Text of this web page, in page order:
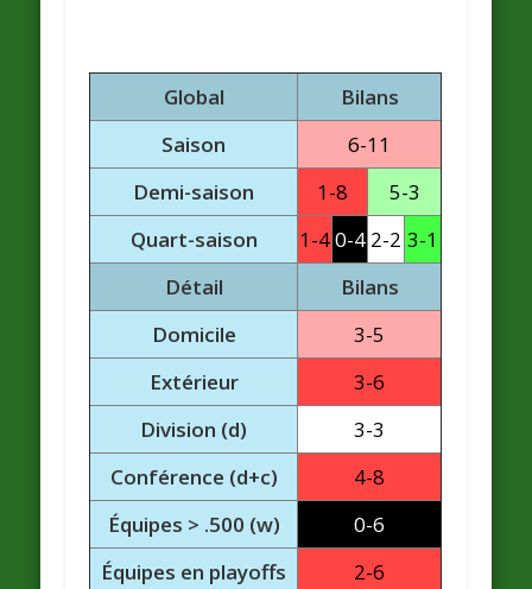
Global
Bilans
Saison
6-11
Demi-saison
1-8
5-3
Quart-saison
1-40-4 2-2 3-1
Détail
Bilans
Domicile
3-5
Extérieur
3-6
Division (d)
3-3
Conférence (d+c)
4-8
Équipes > .500 (w)
0-6
Équipes en playoffs
2-6